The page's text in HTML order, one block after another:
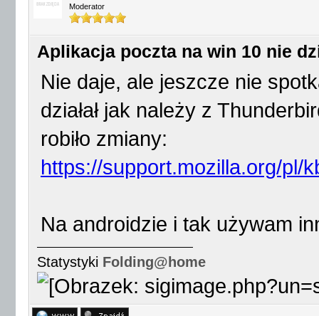
Moderator
Aplikacja poczta na win 10 nie
Nie daje, ale jeszcze nie
działał jak należy z
robiło zmiany:
https://support.mozilla.org/pl/
Na androidzie i tak używam
Statystyki Folding@home